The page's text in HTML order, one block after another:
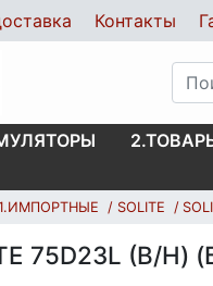
Контакты
SOLITE
75D23L (В/